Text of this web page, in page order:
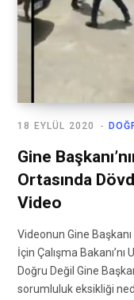
18 EYLÜL 2020
Gine
Ortasında
Video
Videonun Gine
İçin Çalışma Bakanı’nı
Doğru Değil Gine
sorumluluk eksikliği